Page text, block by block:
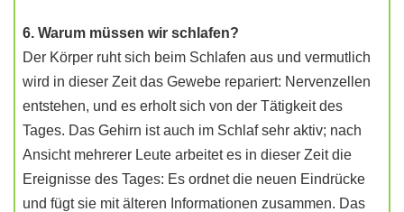
6. Warum müssen wir schlafen?
Der Körper ruht sich beim Schlafen aus und vermutlich
wird in dieser Zeit das Gewebe repariert: Nervenzellen
entstehen, und es erholt sich von der Tätigkeit des
Tages. Das Gehirn ist auch im Schlaf sehr aktiv; nach
Ansicht mehrerer Leute arbeitet es in dieser Zeit die
Ereignisse des Tages: Es ordnet die neuen Eindrücke
und fügt sie mit älteren Informationen zusammen. Das